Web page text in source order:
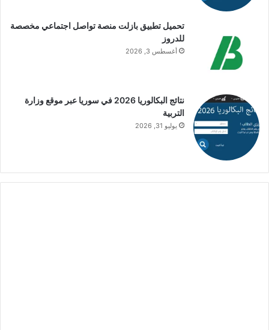
تحميل تطبيق بازلت منصة تواصل اجتماعي مخصصة
للدروز
أغسطس 3, 2026
نتائج البكالوريا 2026 في سوريا عبر موقع وزارة
التربية
يوليو 31, 2026